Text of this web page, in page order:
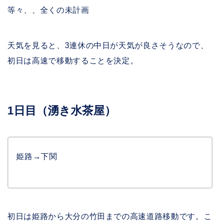
等々、、全くの未計画
天気を見ると、3連休の中日が天気が良さそうなので、
初日は高速で移動することを決定。
1日目（湧き水茶屋）
姫路→下関
初日は姫路から大分の竹田までの高速道路移動です。こ